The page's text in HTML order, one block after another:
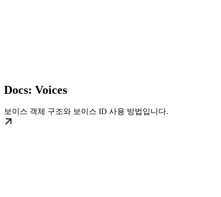
Docs: Voices
보이스 객체 구조와 보이스 ID 사용 방법입니다.